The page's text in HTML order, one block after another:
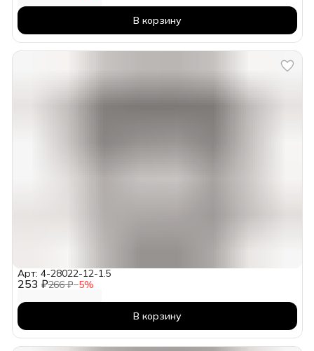
В корзину
253 ₽266 ₽−5%
Арт: 4-28022-12-1.5
В корзину